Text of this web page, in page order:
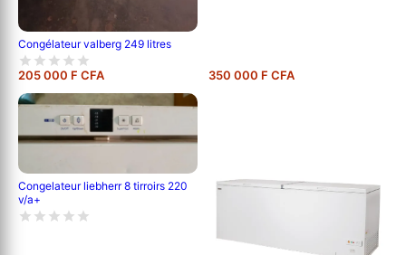
Congélateur valberg 249 litres
205 000 F CFA 350 000 F CFA
Congelateur liebherr 8 tirroirs 220
v/a+